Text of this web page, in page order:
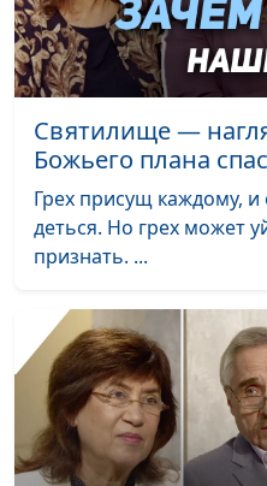
почему хорошие
люди выбирают
негодяев
Осия и Гомерь:
предательство и
Случайность и
предопределение:
жизнью
Пять пунктов
спасительной веры
Одиннадцатая
заповедь Христа
Святилище —
Божьего плана
Грех присущ каждому, и
деться. Но грех может
признать. ...